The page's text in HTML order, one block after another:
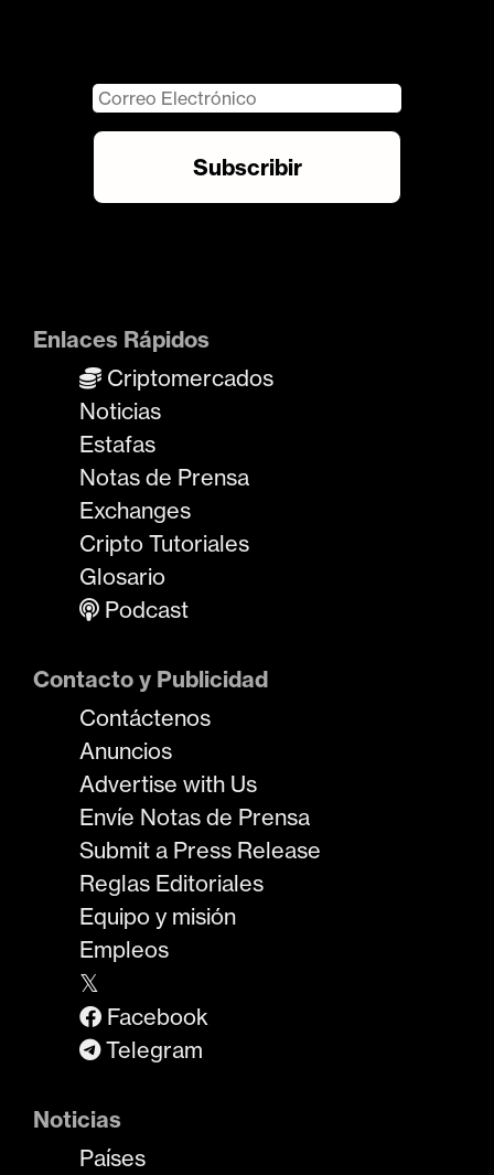
Enlaces Rápidos
Criptomercados
Noticias
Estafas
Notas de Prensa
Exchanges
Cripto Tutoriales
Glosario
Podcast
Contacto y Publicidad
Contáctenos
Anuncios
Advertise with Us
Envíe Notas de Prensa
Submit a Press Release
Reglas Editoriales
Equipo y misión
Empleos
𝕏
Facebook
Telegram
Noticias
Países